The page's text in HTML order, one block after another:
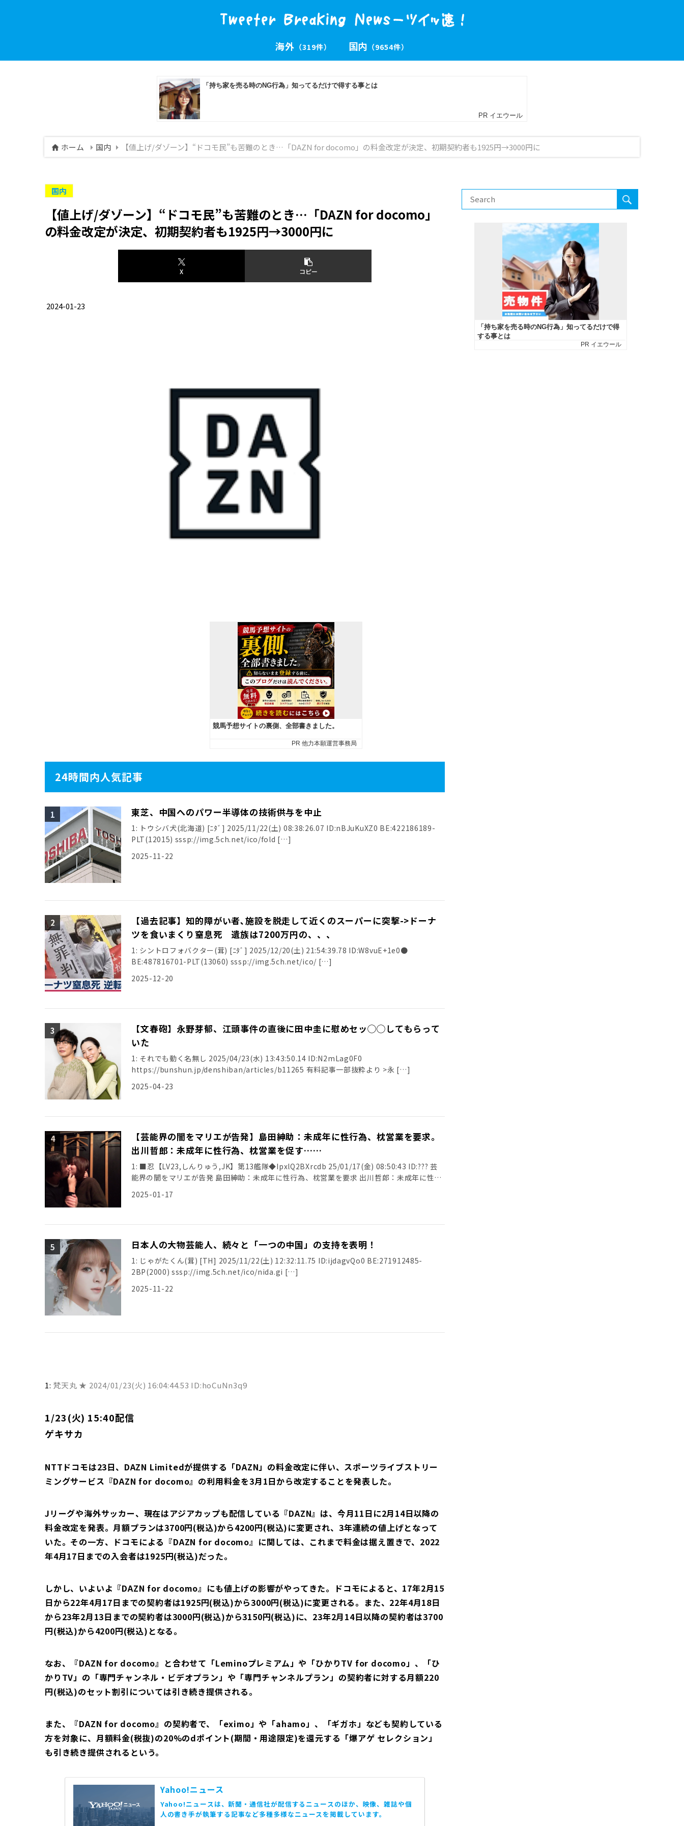
海外 （319件） 国内 （9654件）
ホーム 国内 【値上げ/ダゾーン】“ドコモ民”も苦難のとき…「DAZN for docomo」の料金改定が決定、初期契約者も1925円→3000円に
国内
【値上げ/ダゾーン】“ドコモ民”も苦難のとき…「DAZN for docomo」
の料金改定が決定、初期契約者も1925円→3000円に
X コピー
2024-01-23
24時間内人気記事
東芝、中国へのパワー半導体の技術供与を中止
1: トウシバ犬(北海道) [ﾆﾀﾞ] 2025/11/22(土) 08:38:26.07 ID:nBJuKuXZ0 BE:422186189-
PLT(12015) sssp://img.5ch.net/ico/fold […]
2025-11-22
【過去記事】知的障がい者､施設を脱走して近くのスーパーに突撃->ドーナ
ツを食いまくり窒息死 遺族は7200万円の、、、
1: シントロフォバクター(茸) [ﾆﾀﾞ] 2025/12/20(土) 21:54:39.78 ID:W8vuE+1e0●
BE:487816701-PLT(13060) sssp://img.5ch.net/ico/ […]
2025-12-20
【文春砲】永野芽郁、江頭事件の直後に田中圭に慰めセッ◯◯してもらって
いた
1: それでも動く名無し 2025/04/23(水) 13:43:50.14 ID:N2mLag0F0
https://bunshun.jp/denshiban/articles/b11265 有料記事一部抜粋より >永 […]
2025-04-23
【芸能界の闇をマリエが告発】島田紳助：未成年に性行為、枕営業を要求。
出川哲郎：未成年に性行為、枕営業を促す……
1: ■忍【LV23,しんりゅう,JK】第13艦隊◆IpxlQ2BXrcdb 25/01/17(金) 08:50:43 ID:??? 芸
能界の闇をマリエが告発 島田紳助：未成年に性行為、枕営業を要求 出川哲郎：未成年に性
2025-01-17
日本人の大物芸能人、続々と「一つの中国」の支持を表明！
1: じゃがたくん(茸) [TH] 2025/11/22(土) 12:32:11.75 ID:ijdagvQo0 BE:271912485-
2BP(2000) sssp://img.5ch.net/ico/nida.gi […]
2025-11-22
1: 梵天丸 ★ 2024/01/23(火) 16:04:44.53 ID:hoCuNn3q9
1/23(火) 15:40配信
ゲキサカ
NTTドコモは23日、DAZN Limitedが提供する「DAZN」の料金改定に伴い、スポーツライブストリー
ミングサービス『DAZN for docomo』の利用料金を3月1日から改定することを発表した。
Jリーグや海外サッカー、現在はアジアカップも配信している『DAZN』は、今月11日に2月14日以降の
料金改定を発表。月額プランは3700円(税込)から4200円(税込)に変更され、3年連続の値上げとなって
いた。その一方、ドコモによる『DAZN for docomo』に関しては、これまで料金は据え置きで、2022
年4月17日までの入会者は1925円(税込)だった。
しかし、いよいよ『DAZN for docomo』にも値上げの影響がやってきた。ドコモによると、17年2月15
日から22年4月17日までの契約者は1925円(税込)から3000円(税込)に変更される。また、22年4月18日
から23年2月13日までの契約者は3000円(税込)から3150円(税込)に、23年2月14日以降の契約者は3700
円(税込)から4200円(税込)となる。
なお、『DAZN for docomo』と合わせて「Leminoプレミアム」や「ひかりTV for docomo」、「ひ
かりTV」の「専門チャンネル・ビデオプラン」や「専門チャンネルプラン」の契約者に対する月額220
円(税込)のセット割引については引き続き提供される。
また、『DAZN for docomo』の契約者で、「eximo」や「ahamo」、「ギガホ」なども契約している
方を対象に、月額料金(税抜)の20%のdポイント(期間・用途限定)を還元する「爆アゲ セレクション」
も引き続き提供されるという。
Yahoo!ニュース
Yahoo!ニュースは、新聞・通信社が配信するニュースのほか、映像、雑誌や個
人の書き手が執筆する記事など多種多様なニュースを掲載しています。